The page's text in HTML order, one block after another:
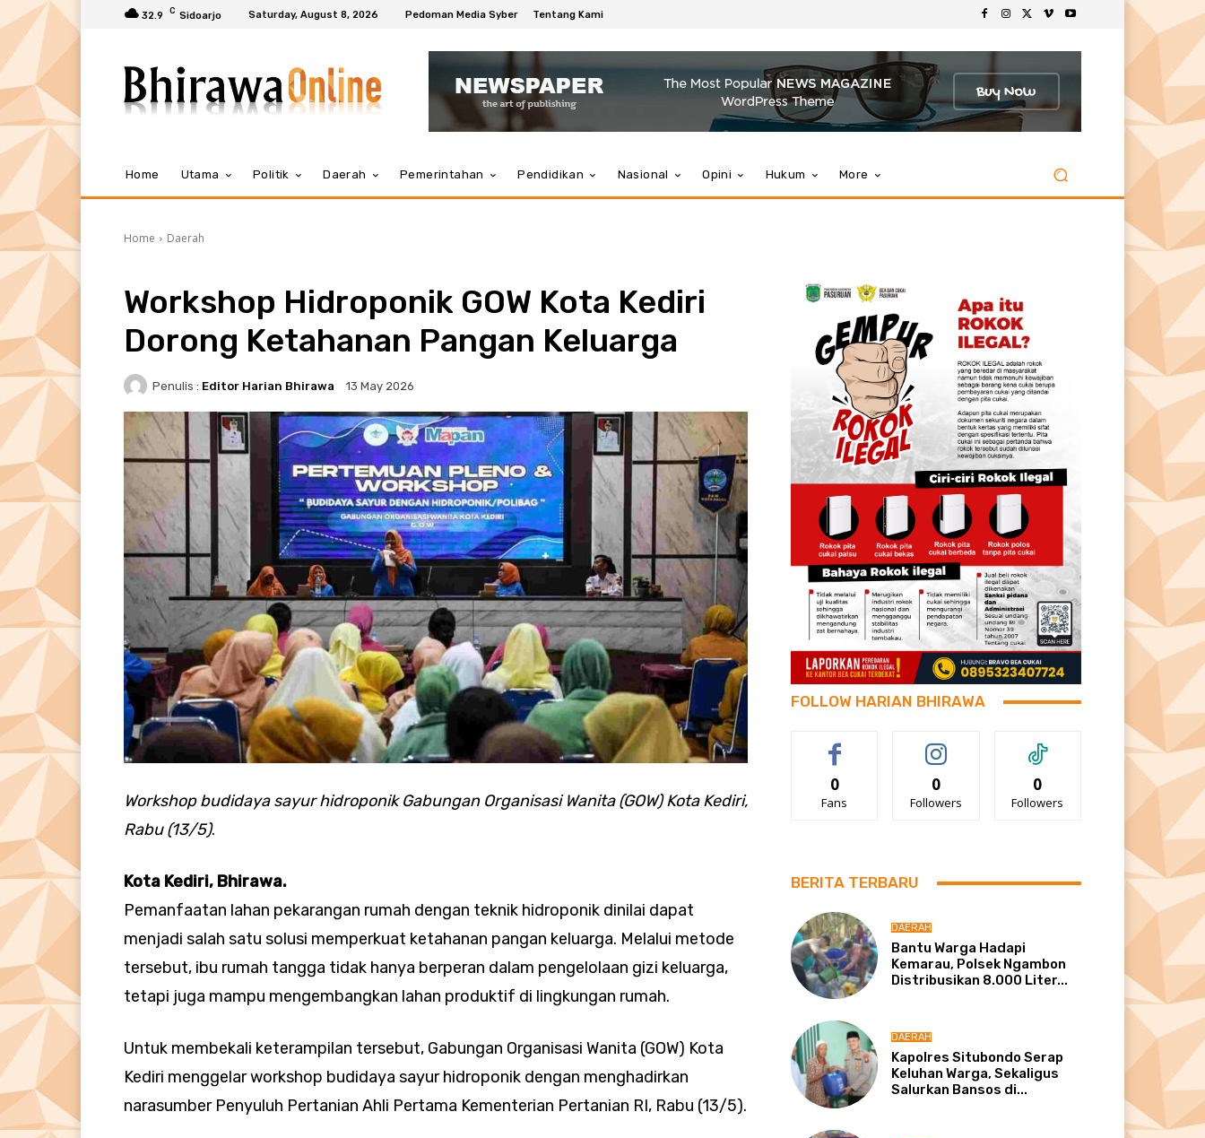
32.9 C Sidoarjo Saturday, August 8, 2026 Pedoman Media Syber Tentang Kami
Home Utama Politik Daerah Pemerintahan Pendidikan Nasional Opini Hukum More
Home Daerah
Workshop Hidroponik GOW Kota Kediri
Dorong Ketahanan Pangan Keluarga
Penulis : Editor Harian Bhirawa 13 May 2026
Workshop budidaya sayur hidroponik Gabungan Organisasi Wanita (GOW) Kota Kediri,
Rabu (13/5).
Kota Kediri, Bhirawa.
Pemanfaatan lahan pekarangan rumah dengan teknik hidroponik dinilai dapat
menjadi salah satu solusi memperkuat ketahanan pangan keluarga. Melalui metode
tersebut, ibu rumah tangga tidak hanya berperan dalam pengelolaan gizi keluarga,
tetapi juga mampu mengembangkan lahan produktif di lingkungan rumah.
Untuk membekali keterampilan tersebut, Gabungan Organisasi Wanita (GOW) Kota
Kediri menggelar workshop budidaya sayur hidroponik dengan menghadirkan
narasumber Penyuluh Pertanian Ahli Pertama Kementerian Pertanian RI, Rabu (13/5).
FOLLOW HARIAN BHIRAWA
0
Fans
0
Followers
0
Followers
BERITA TERBARU
DAERAH
Bantu Warga Hadapi
Kemarau, Polsek Ngambon
Distribusikan 8.000 Liter...
DAERAH
Kapolres Situbondo Serap
Keluhan Warga, Sekaligus
Salurkan Bansos di...